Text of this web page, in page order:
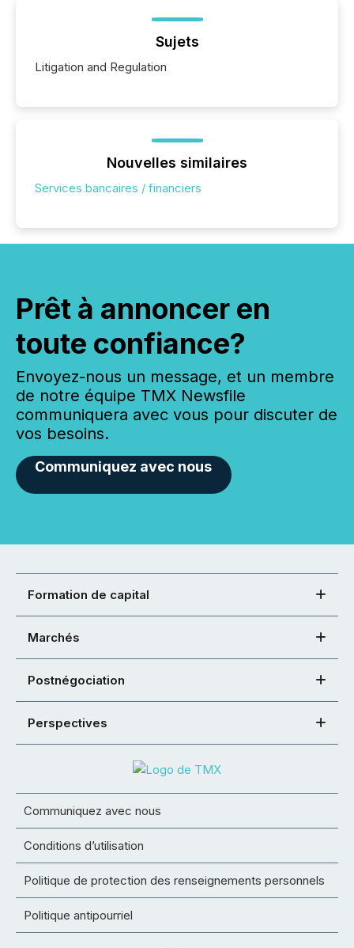
Sujets
Litigation and Regulation
Nouvelles similaires
Services bancaires / financiers
Prêt à annoncer en
toute confiance?
Envoyez-nous un message, et un membre
de notre équipe TMX Newsfile
communiquera avec vous pour discuter de
vos besoins.
Communiquez avec nous
Formation de capital
Marchés
Postnégociation
Perspectives
Communiquez avec nous
Conditions d’utilisation
Politique de protection des renseignements personnels
Politique antipourriel